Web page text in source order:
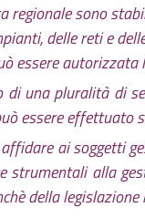
regionale sono
delle reti e
essere
una pluralità di
essere effettuato
ai soggetti
strumentali alla
della